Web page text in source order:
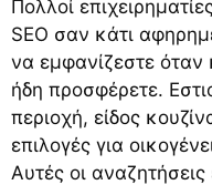
Πολλοί
SEO σαν κάτι
να εμφανίζεστε
ήδη προσφέρετε.
περιοχή, είδος
επιλογές για
Αυτές οι